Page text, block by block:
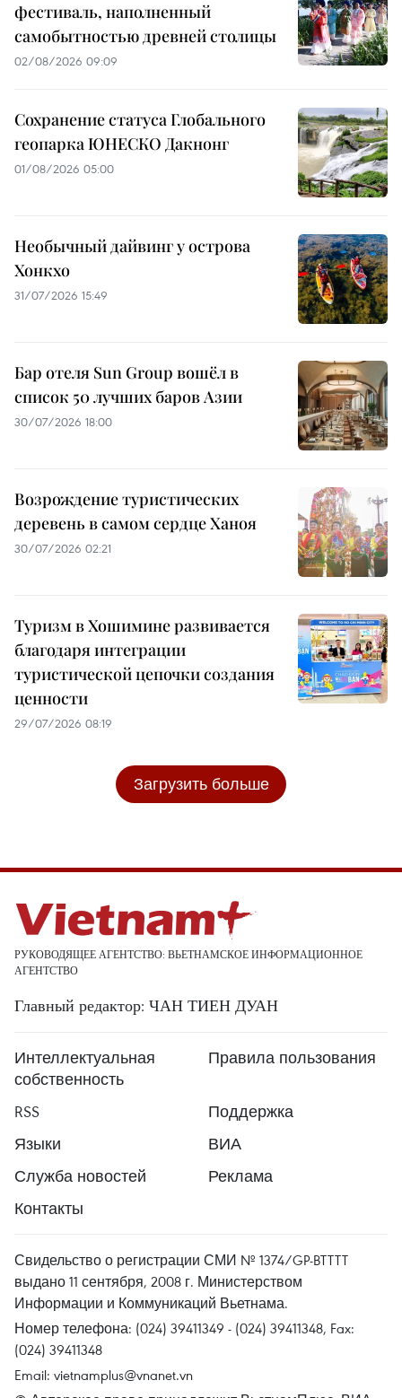
фестиваль, наполненный
самобытностью древней столицы
02/08/2026 09:09
Сохранение статуса Глобального
геопарка ЮНЕСКО Дакнонг
01/08/2026 05:00
Необычный дайвинг у острова
Хонкхо
31/07/2026 15:49
Бар отеля Sun Group вошёл в
список 50 лучших баров Азии
30/07/2026 18:00
Возрождение туристических
деревень в самом сердце Ханоя
30/07/2026 02:21
Туризм в Хошимине развивается
благодаря интеграции
туристической цепочки создания
ценности
29/07/2026 08:19
Загрузить больше
РУКОВОДЯЩЕЕ АГЕНТСТВО: ВЬЕТНАМСКОЕ ИНФОРМАЦИОННОЕ
АГЕНТСТВО
Главный редактор: ЧАН ТИЕН ДУАН
Интеллектуальная
собственность
Правила пользования
RSS
Поддержка
Языки
ВИА
Служба новостей
Реклама
Контакты
Свидельство о регистрации СМИ № 1374/GP-BTTTT
выдано 11 сентября, 2008 г. Министерством
Информации и Коммуникаций Вьетнама.
Номер телефона: (024) 39411349 - (024) 39411348, Fax:
(024) 39411348
Email: vietnamplus@vnanet.vn